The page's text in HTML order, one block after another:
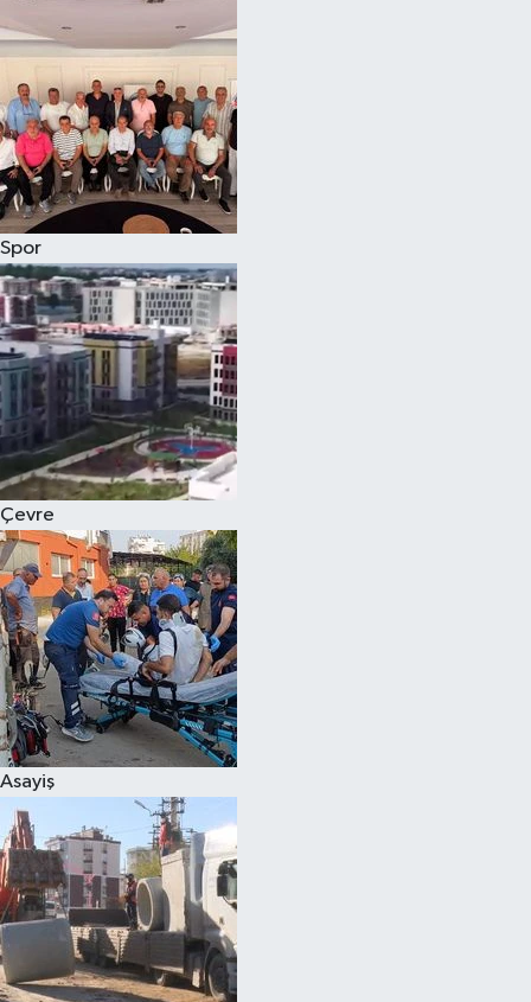
Spor
Çevre
Asayiş
Magazin
Özel
Resmi İlanlar
Sağlık
Siyaset
Spor
Yaşam
Yerel Yönetimler
Yurttan